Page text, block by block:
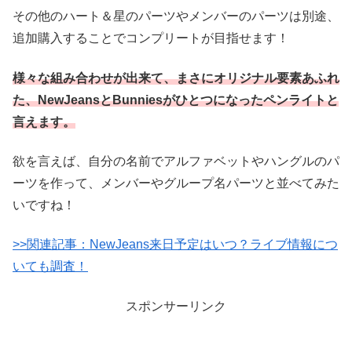
その他のハート＆星のパーツやメンバーのパーツは別途、
追加購入することでコンプリートが目指せます！
様々な組み合わせが出来て、まさにオリジナル要素あふれ
た、NewJeansとBunniesがひとつになったペンライトと
言えます。
欲を言えば、自分の名前でアルファベットやハングルのパ
ーツを作って、メンバーやグループ名パーツと並べてみた
いですね！
>>関連記事：NewJeans来日予定はいつ？ライブ情報につ
いても調査！
スポンサーリンク